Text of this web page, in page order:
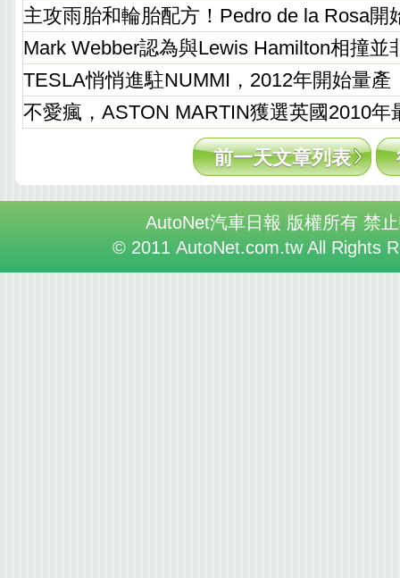
主攻雨胎和輪胎配方！Pedro de la Rosa開
Mark Webber認為與Lewis Hamilton相撞並
TESLA悄悄進駐NUMMI，2012年開始量產
不愛瘋，ASTON MARTIN獲選英國2010年
前一天文章列表
AutoNet汽車日報 版權所有 禁
© 2011 AutoNet.com.tw All Rights